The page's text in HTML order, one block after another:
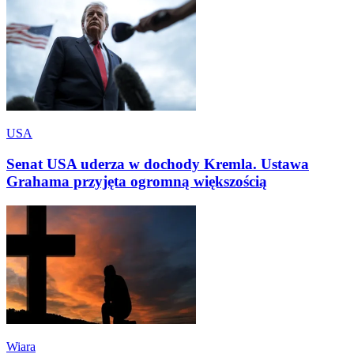
USA
Senat USA uderza w dochody Kremla. Ustawa
Grahama przyjęta ogromną większością
Wiara